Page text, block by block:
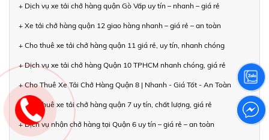
+ Dịch vụ xe tải chở hàng quận Gò Vấp uy tín – nhanh – giá rẻ
+ Xe tải chở hàng quận 12 giao hàng nhanh – giá rẻ – an toàn
+ Cho thuê xe tải chở hàng quận 11 giá rẻ, uy tín, nhanh chóng
+ Dịch vụ xe tải chở hàng Quận 10 TPHCM nhanh chóng, giá rẻ
+ Cho Thuê Xe Tải Chở Hàng Quận 8 | Nhanh - Giá Tốt - An Toàn
+ Cho thuê xe tải chở hàng quận 7 uy tín, chất lượng, giá rẻ
+ Dịch vụ nhận chở hàng tại Quận 6 uy tín – giá rẻ – an toàn